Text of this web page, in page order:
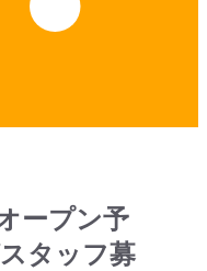
ープン予
タッフ募